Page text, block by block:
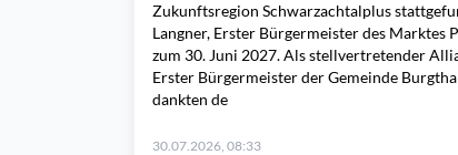
Zukunftsregion Schwarzachtalplus
Langner, Erster Bürgermeister des Marktes
zum 30. Juni 2027. Als stellvertretender
Erster Bürgermeister der Gemeinde
dankten de
30.07.2026, 08:33